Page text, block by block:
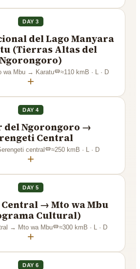
DAY 3
del Lago Manyara
(Tierras Altas del
Ngorongoro)
wa Mbu→ Karatu ≈110km B · L · D
+
DAY 4
del Ngorongoro →
Central
central ≈250km B · L · D
+
DAY 5
→ Mto wa Mbu
Cultural)
→ Mto wa Mbu ≈300 km B · L · D
+
DAY 6